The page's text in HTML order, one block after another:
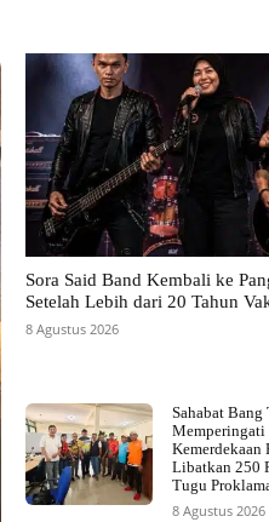
Sora Said Band Kembali ke
Setelah Lebih dari 20 Tahun
8 Agustus 2026
Sahabat Bang
Memperingati
Kemerdekaan
Libatkan 250
Tugu
8 Agustus 2026